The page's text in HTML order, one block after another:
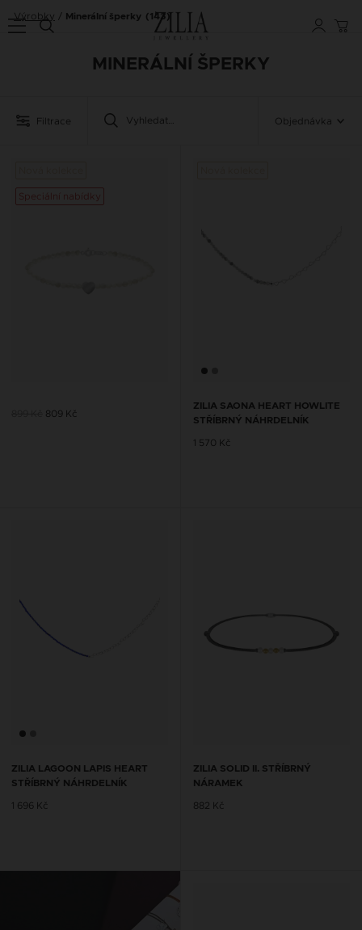
Výrobky Minerální šperky (143)
MINERÁLNÍ ŠPERKY
Filtrace Objednávka
Speciální nabídky
809 Kč
ZILIA SAONA HEART HOWLITE
STŘÍBRNÝ NÁHRDELNÍK
1 570 Kč
ZILIA LAGOON LAPIS HEART
STŘÍBRNÝ NÁHRDELNÍK
1 696 Kč
ZILIA SOLID II. STŘÍBRNÝ
NÁRAMEK
882 Kč